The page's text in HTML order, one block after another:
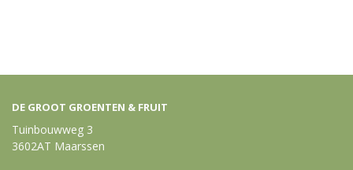
DE GROOT GROENTEN & FRUIT
Tuinbouwweg 3
3602AT Maarssen